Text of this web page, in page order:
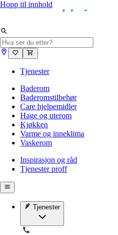
Hopp til innhold
Tjenester
Baderom
Baderomstilbehør
Care hjelpemidler
Hage og uterom
Kjøkken
Varme og inneklima
Vaskerom
Inspirasjon og råd
Tjenester proff
Tjenester